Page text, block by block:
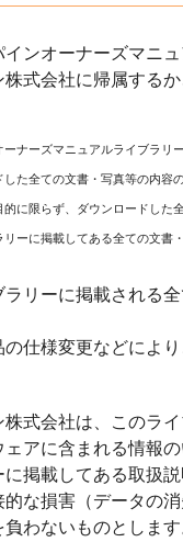
インオーナーズマニ
株式会社に帰属する
ーナーズマニュアルライブラリ
した全ての文書・写真等の内容
的に限らず、ダウンロードした
リーに掲載してある全ての文書
ラリーに掲載される
の仕様変更などによ
株式会社は、このラ
ェアに含まれる情報
に掲載してある取扱
的な損害（データの
わないものとします